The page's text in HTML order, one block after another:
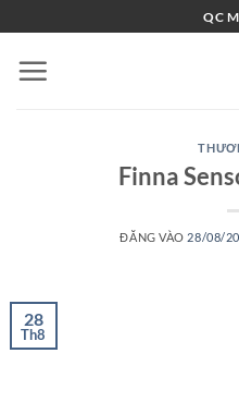
qua
nội
QC
Finna
ĐĂNG VÀO 28/08/
28
Th8